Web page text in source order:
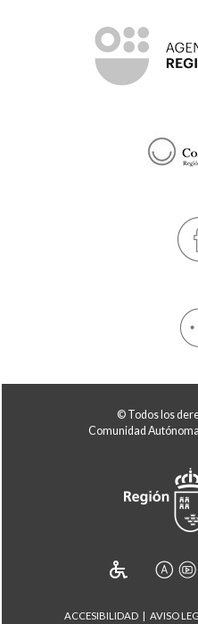
© Todos los
Comunidad
ACCESIBILIDAD AVISO